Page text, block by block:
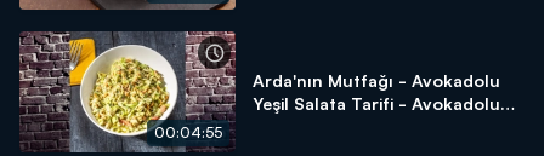
00:04:55
Arda'nın Mutfağı - Avokadolu
Yeşil Salata Tarifi - Avokadolu